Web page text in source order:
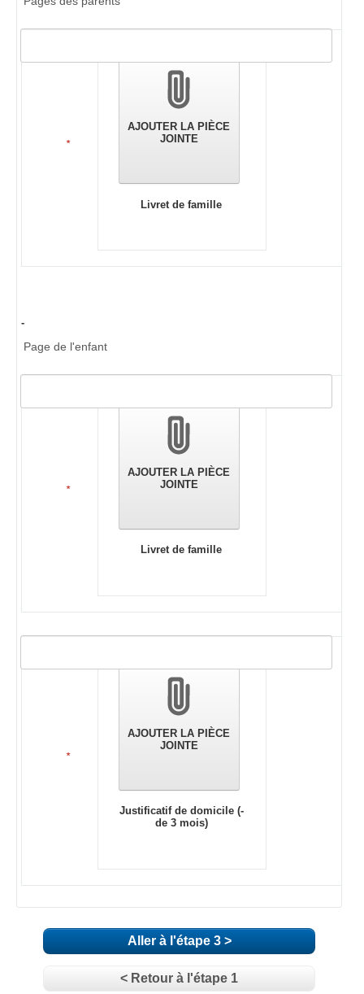
pièces
*
AJOUTER LA PIÈCE
JOINTE
Livret de famille
-
Page de l'enfant
pièces
*
AJOUTER LA PIÈCE
JOINTE
Livret de famille
Validation
pièces
*
AJOUTER LA PIÈCE
JOINTE
Justificatif de domicile (-
de 3 mois)
Aller à l'étape 3 >
< Retour à l'étape 1